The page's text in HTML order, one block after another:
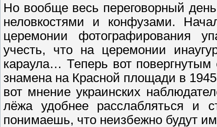
Но вообще весь переговорный
неловкостями и конфузами.
церемонии фотографирования
учесть, что на церемонии
караула… Теперь вот повергнутым
знамена на Красной площади в
вот мнение украинских
лёжа удобнее расслабляться и
понимаешь, что неизбежно будут